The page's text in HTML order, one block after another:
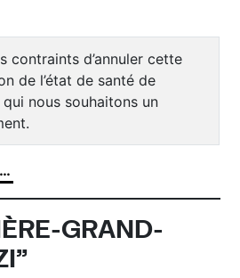
contraints d’annuler cette
de l’état de santé de
nous souhaitons un
GRAND-